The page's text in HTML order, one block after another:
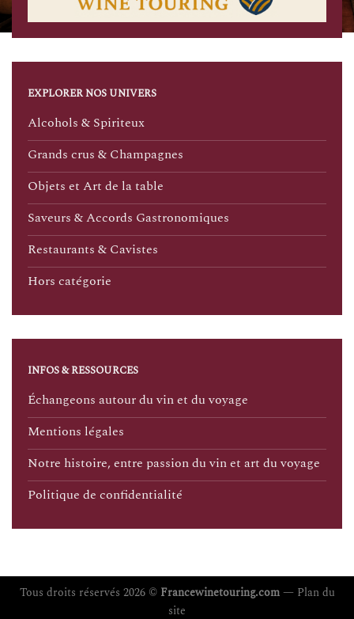
EXPLORER NOS UNIVERS
Alcohols & Spiriteux
Grands crus & Champagnes
Objets et Art de la table
Saveurs & Accords Gastronomiques
Restaurants & Cavistes
Hors catégorie
INFOS & RESSOURCES
Échangeons autour du vin et du voyage
Mentions légales
Notre histoire, entre passion du vin et art du voyage
Politique de confidentialité
Tous droits réservés 2026 © Francewinetouring.com— Plan du
site